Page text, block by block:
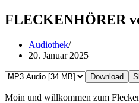
FLECKENHÖRER
Audiothek
20. Januar 2025
Download
Moin und willkommen zum